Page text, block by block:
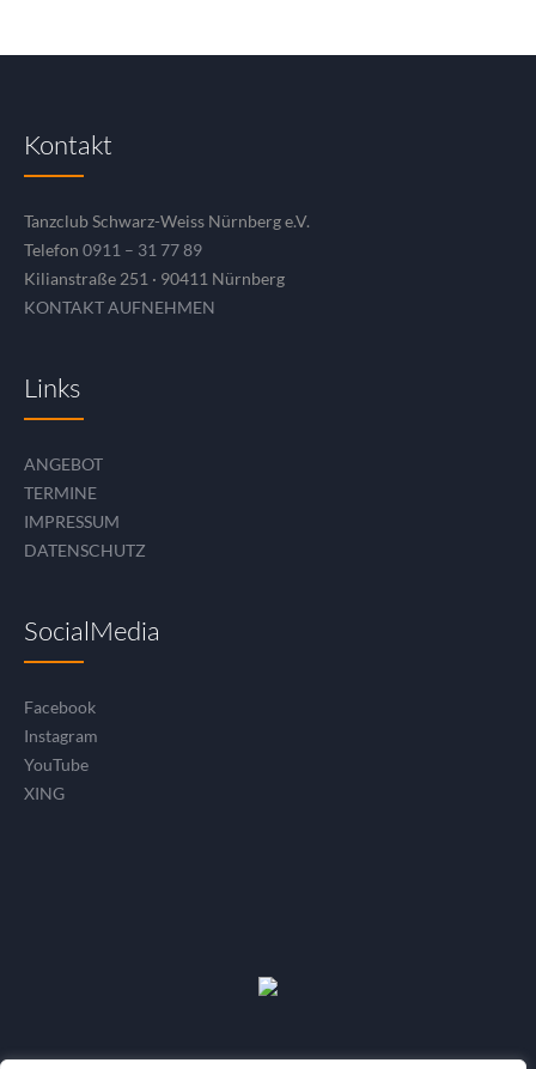
Kontakt
Tanzclub Schwarz-Weiss Nürnberg e.V.
Telefon0911 – 31 77 89
Kilianstraße 251 · 90411 Nürnberg
KONTAKT AUFNEHMEN
Links
ANGEBOT
TERMINE
IMPRESSUM
DATENSCHUTZ
SocialMedia
Facebook
Instagram
YouTube
XING